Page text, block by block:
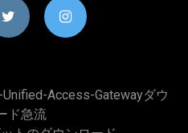
Access-Gatewayダウ
ド急流